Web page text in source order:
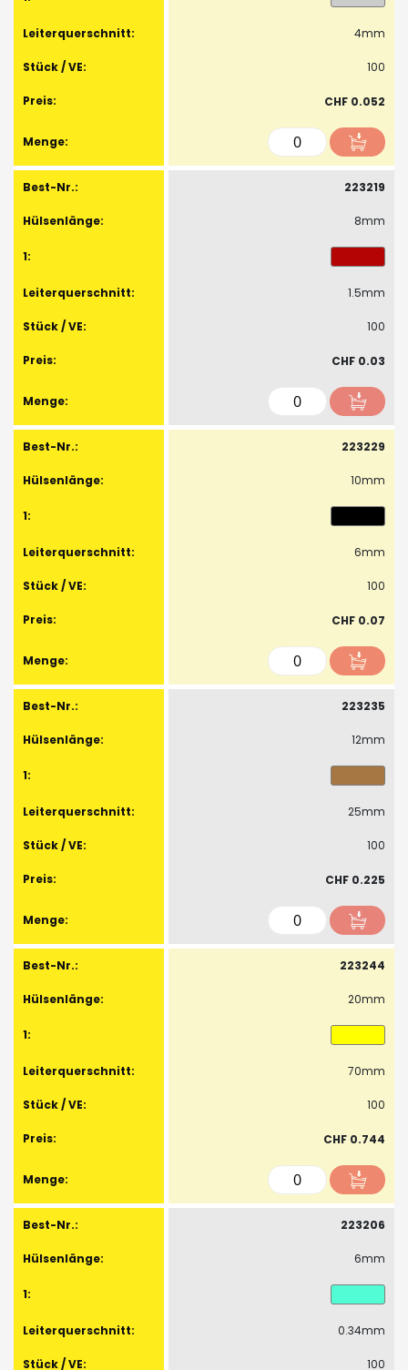
4mm
100
CHF 0.052
223219
8mm
1.5mm
100
CHF 0.03
223229
10mm
6mm
100
CHF 0.07
223235
12mm
25mm
100
CHF 0.225
223244
20mm
70mm
100
CHF 0.744
223206
6mm
0.34mm
100